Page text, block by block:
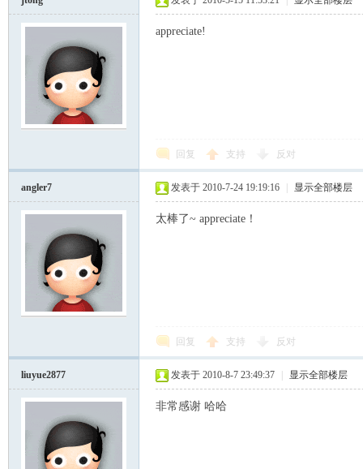
appreciate!
回复 支持 反对
angler7 发表于 2010-7-24 19:19:16 显示全部楼层
太棒了~ appreciate！
回复 支持 反对
liuyue2877 发表于 2010-8-7 23:49:37 显示全部楼层
非常感谢 哈哈